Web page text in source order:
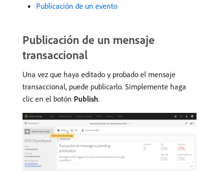
Publicación de un evento
Publicación de un mensaje
transaccional
Una vez que haya editado y probado el mensaje
transaccional, puede publicarlo. Simplemente haga
clic en el botón Publish.